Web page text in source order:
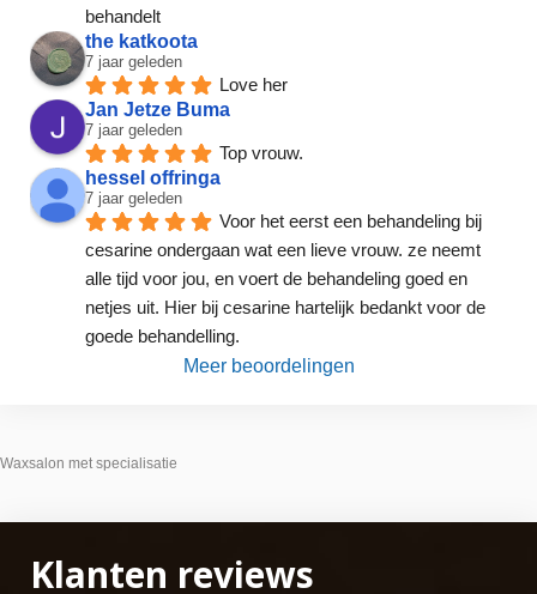
behandelt
the katkoota
7 jaar geleden
Love her
Jan Jetze Buma
7 jaar geleden
Top vrouw.
hessel offringa
7 jaar geleden
Voor het eerst een behandeling bij
cesarine ondergaan wat een lieve vrouw. ze neemt
alle tijd voor jou, en voert de behandeling goed en
netjes uit. Hier bij cesarine hartelijk bedankt voor de
goede behandelling.
Meer beoordelingen
Waxsalon met specialisatie
Klanten reviews